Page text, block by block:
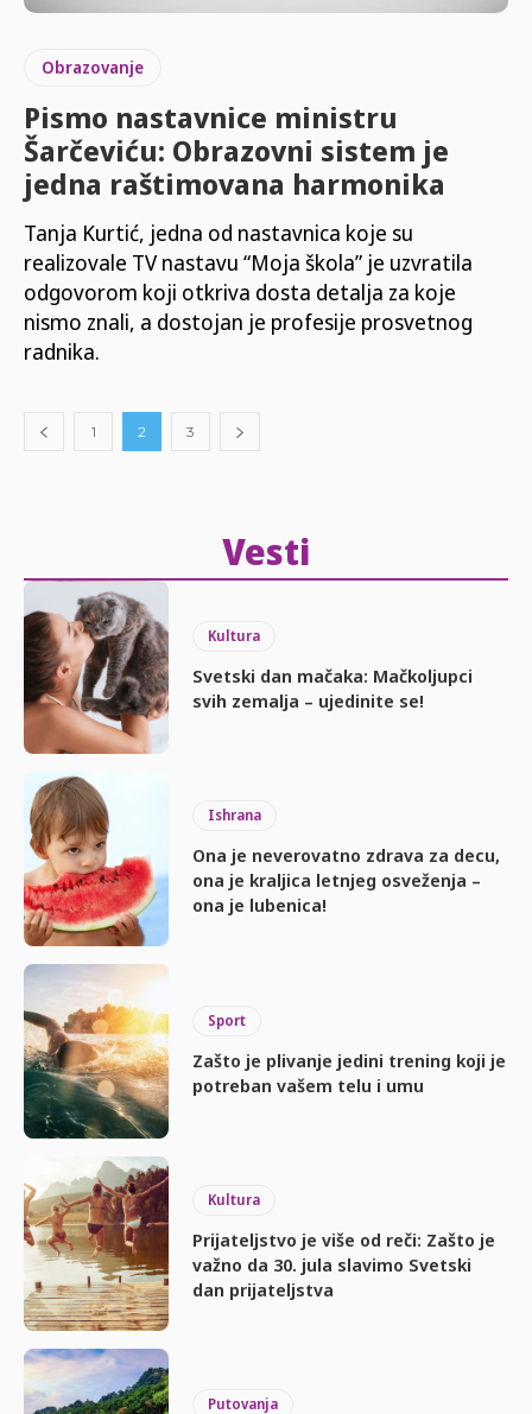
Obrazovanje
Pismo nastavnice ministru
Šarčeviću: Obrazovni sistem je
jedna raštimovana harmonika
Tanja Kurtić, jedna od nastavnica koje su
realizovale TV nastavu “Moja škola” je uzvratila
odgovorom koji otkriva dosta detalja za koje
nismo znali, a dostojan je profesije prosvetnog
radnika.
1 2 3
Vesti
Kultura
Svetski dan mačaka: Mačkoljupci
svih zemalja – ujedinite se!
Ishrana
Ona je neverovatno zdrava za decu,
ona je kraljica letnjeg osveženja –
ona je lubenica!
Sport
Zašto je plivanje jedini trening koji je
potreban vašem telu i umu
Kultura
Prijateljstvo je više od reči: Zašto je
važno da 30. jula slavimo Svetski
dan prijateljstva
Putovanja